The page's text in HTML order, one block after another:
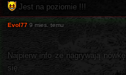
Jest na poziomie !!!
Evol77 9 mies. temu
Najpierw info ze nagrywają
się.